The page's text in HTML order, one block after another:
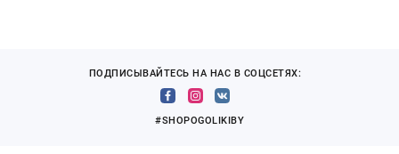
ПОДПИСЫВАЙТЕСЬ НА НАС В СОЦСЕТЯХ:
#SHOPOGOLIKIBY